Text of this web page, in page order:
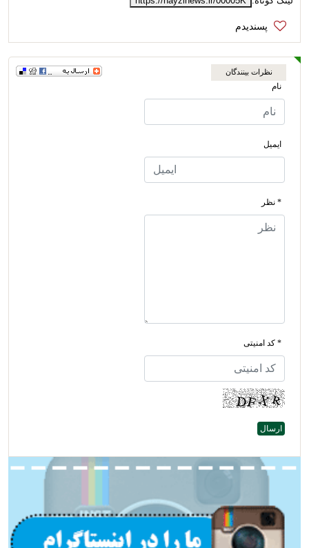
نظرات بینندگان
نام
ایمیل
* نظر
* کد امنیتی